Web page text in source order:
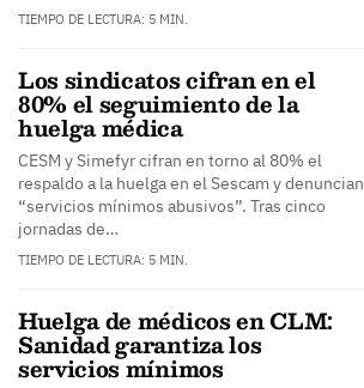
TIEMPO DE LECTURA: 5 MIN.
Los sindicatos cifran en el
80% el seguimiento de la
huelga médica
CESM y Simefyr cifran en torno al 80% el
respaldo a la huelga en el Sescam y denuncian
“servicios mínimos abusivos”. Tras cinco
jornadas de…
TIEMPO DE LECTURA: 5 MIN.
Huelga de médicos en CLM:
Sanidad garantiza los
servicios mínimos